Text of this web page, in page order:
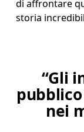
di affrontare
storia
“Gli
nei